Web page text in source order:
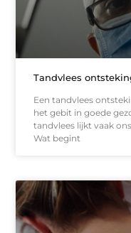
Tandvlees
Een tandvlees
het gebit in goede
tandvlees lijkt vaak
Wat begint